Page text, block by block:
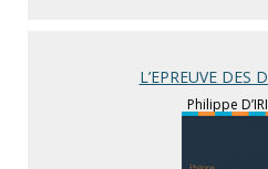
L’EPREUVE DES
Philippe